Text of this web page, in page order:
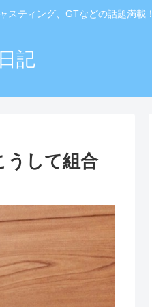
スティング、GTなどの話題満載！
記
うして組合